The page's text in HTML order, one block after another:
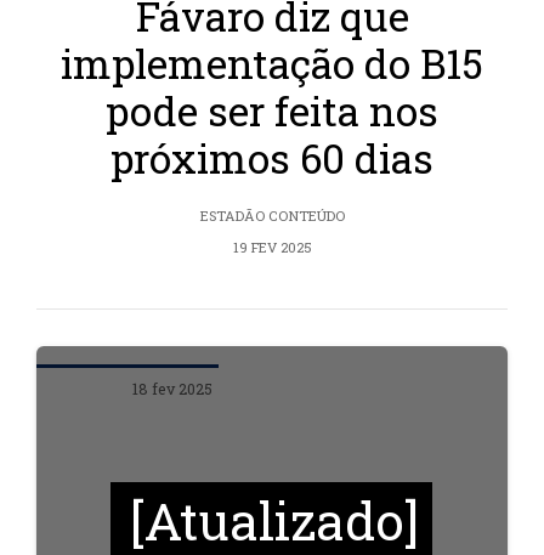
Fávaro diz que
implementação do B15
pode ser feita nos
próximos 60 dias
ESTADÃO CONTEÚDO
19 FEV 2025
18 fev 2025
[Atualizado]